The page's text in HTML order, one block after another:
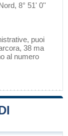
8° 51' 0''
puoi
38 ma
al numero